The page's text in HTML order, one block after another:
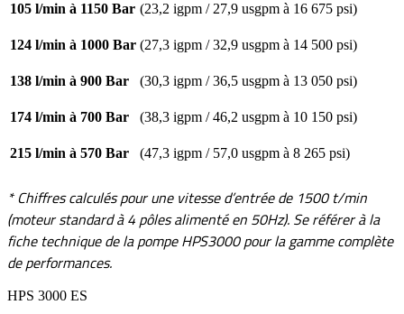
105 l/min à 1150 Bar (23,2 igpm / 27,9 usgpm à 16 675 psi)
124 l/min à 1000 Bar (27,3 igpm / 32,9 usgpm à 14 500 psi)
138 l/min à 900 Bar (30,3 igpm / 36,5 usgpm à 13 050 psi)
174 l/min à 700 Bar (38,3 igpm / 46,2 usgpm à 10 150 psi)
215 l/min à 570 Bar (47,3 igpm / 57,0 usgpm à 8 265 psi)
* Chiffres calculés pour une vitesse d’entrée de 1500 t/min
(moteur standard à 4 pôles alimenté en 50Hz). Se référer à la
fiche technique de la pompe HPS3000 pour la gamme complète
de performances.
HPS 3000 ES